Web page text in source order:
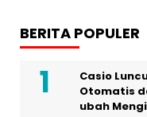
BERITA POPULER
Casio
Otomatis
ubah